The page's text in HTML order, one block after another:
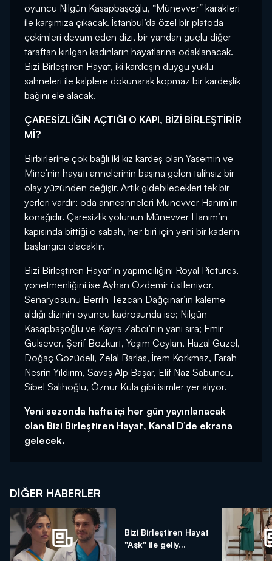
oyuncu Nilgün Kasapbaşoğlu, “Münevver” karakteri
ile karşımıza çıkacak. İstanbul’da özel bir platoda
çekimleri devam eden dizi, bir yandan güçlü diğer
taraftan kırılgan kadınların hayatlarına odaklanacak.
Bizi Birleştiren Hayat, iki kardeşin duygu yüklü
sahneleri ile kalplere dokunarak kopmaz bir kardeşlik
bağını ele alacak.
ÇARESİZLİĞİN AÇTIĞI O KAPI, BİZİ BİRLEŞTİRİR
Mİ?
Birbirlerine çok bağlı iki kız kardeş olan Yasemin ve
Mine’nin hayatı annelerinin başına gelen talihsiz bir
olay yüzünden değişir. Artık gidebilecekleri tek bir
yerleri vardır; oda anneanneleri Münevver Hanım’ın
konağıdır. Çaresizlik yolunun Münevver Hanım’ın
kapısında bittiği o sabah, her biri için yeni bir kaderin
başlangıcı olacaktır.
Bizi Birleştiren Hayat’ın yapımcılığını Royal Pictures,
yönetmenliğini ise Ayhan Özdemir üstleniyor.
Senaryosunu Berrin Tezcan Dağçınar’ın kaleme
aldığı dizinin oyuncu kadrosunda ise; Nilgün
Kasapbaşoğlu ve Kayra Zabcı’nın yanı sıra; Emir
Gülsever, Şerif Bozkurt, Yeşim Ceylan, Hazal Güzel,
Doğaç Gözüdeli, Zelal Barlas, İrem Korkmaz, Farah
Nesrin Yıldırım, Savaş Alp Başar, Elif Naz Sabuncu,
Sibel Salihoğlu, Öznur Kula gibi isimler yer alıyor.
Yeni sezonda hafta içi her gün yayınlanacak
olan Bizi Birleştiren Hayat, Kanal D’de ekrana
gelecek.
DIĞER HABERLER
Bizi Birleştiren Hayat
"Aşk" ile geliy...